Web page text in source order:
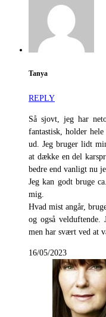
Tanya
REPLY
Så sjovt, jeg har
fantastisk, holder
ud. Jeg bruger lidt
at dække en del
bedre end vanligt nu
Jeg kan godt bruge
mig.
Hvad mist angår,
og også velduftende.
men har svært ved at
16/05/2023